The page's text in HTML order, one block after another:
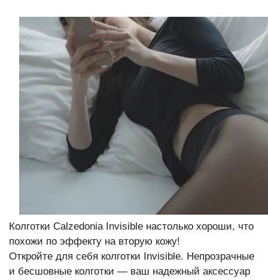
Колготки Calzedonia Invisible настолько хороши, что
похожи по эффекту на вторую кожу!
Откройте для себя колготки Invisible. Непрозрачные
и бесшовные колготки — ваш надежный аксессуар